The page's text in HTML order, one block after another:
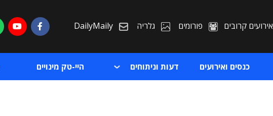
אירועים קרובים פורומים גלריה DailyMaily
כנסים ואירועים דעות וניתוחים היי-טק מינויים